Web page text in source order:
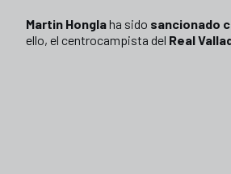
Martin Honglaha sido sancionado
ello, el centrocampista del Real